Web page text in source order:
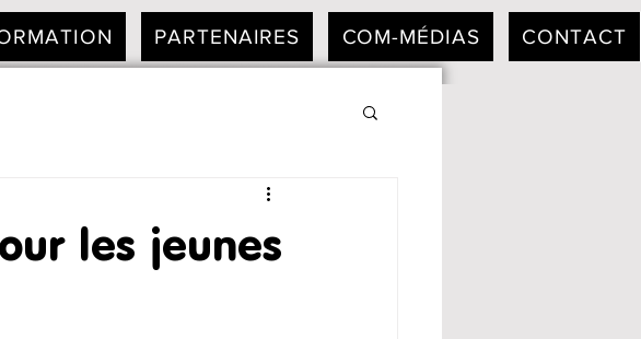
PARTENAIRES COM-MÉDIAS CONTACT
les jeunes